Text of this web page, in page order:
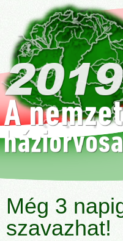
Még 3
szavazhat!